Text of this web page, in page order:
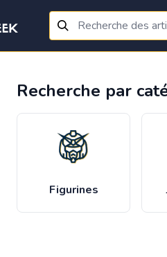
Recherche par
Figurines